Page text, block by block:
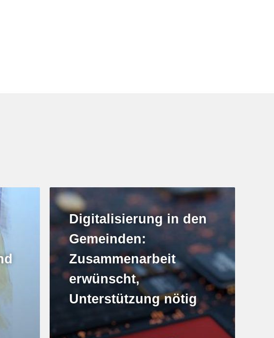
Digitalisierung in den
Gemeinden:
Zusammenarbeit
erwünscht,
Unterstützung nötig